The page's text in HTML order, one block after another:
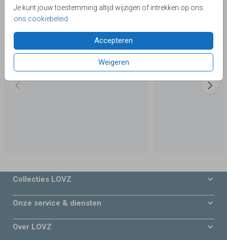
Je kunt jouw toestemming altijd wijzigen of intrekken op ons
ons cookiebeleid
Accepteren
Weigeren
Collecties LOVZ
Onze service & diensten
Over LOVZ